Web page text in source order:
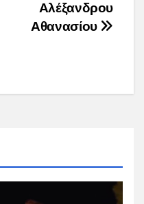
Αλέξανδρου
Αθανασίου